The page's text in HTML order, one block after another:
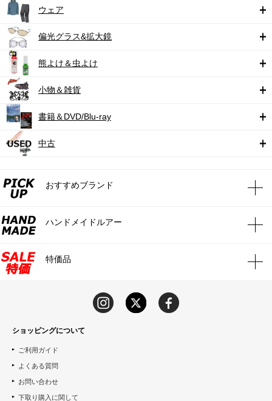
ウェア
偏光グラス&拡大鏡
熊よけ＆虫よけ
小物＆雑貨
書籍＆DVD/Blu-ray
中古
おすすめブランド
ハンドメイドルアー
特価品
ショッピングについて
ご利用ガイド
よくある質問
お問い合わせ
下取り購入に関して